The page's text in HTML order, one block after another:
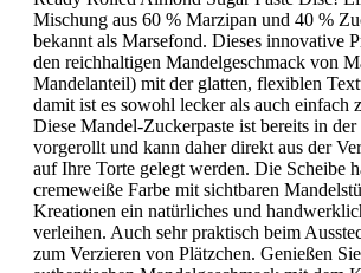
Mischung aus 60 % Marzipan und 40 %
bekannt als Marsefond. Dieses innovative
den reichhaltigen Mandelgeschmack von
Mandelanteil) mit der glatten, flexiblen
damit ist es sowohl lecker als auch einfach
Diese Mandel-Zuckerpaste ist bereits in
vorgerollt und kann daher direkt aus der
auf Ihre Torte gelegt werden. Die Scheibe
cremeweiße Farbe mit sichtbaren
Kreationen ein natürliches und
verleihen. Auch sehr praktisch beim
zum Verzieren von Plätzchen. Genießen